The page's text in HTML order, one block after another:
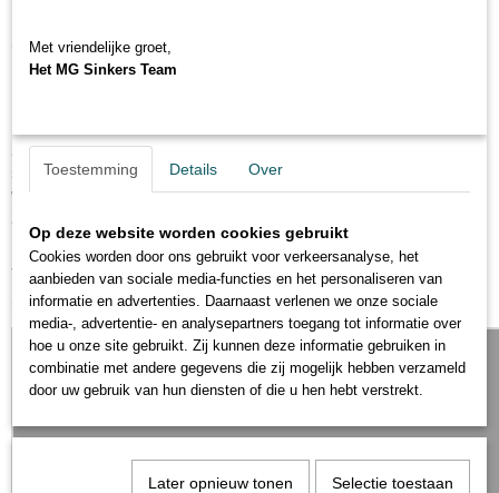
Obsługa klienta w języku polskim
akcesoriów wędkarskich
spełniających oczekiwania nawet najbardziej
wymagających klientów. Nasza polska obsługa klienta
udzielając fachowych porad.
Teraz nie musisz czytać możesz posłuchać ten
artykuł ;) .
Met vriendelijke groet,
Het MG Sinkers Team
Toestemming Details Over
Op deze website worden cookies gebruikt
Cookies worden door ons gebruikt voor verkeersanalyse, het
aanbieden van sociale media-functies en het personaliseren van
informatie en advertenties. Daarnaast verlenen we onze sociale
media-, advertentie- en analysepartners toegang tot informatie over
hoe u onze site gebruikt. Zij kunnen deze informatie gebruiken in
combinatie met andere gegevens die zij mogelijk hebben verzameld
door uw gebruik van hun diensten of die u hen hebt verstrekt.
Later opnieuw tonen Selectie toestaan